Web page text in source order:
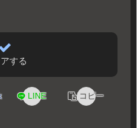
する
LINE コピー